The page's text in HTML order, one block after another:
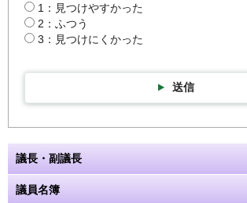
1：見つけやすかった
2：ふつう
3：見つけにくかった
送信
議長・副議長
議員名簿